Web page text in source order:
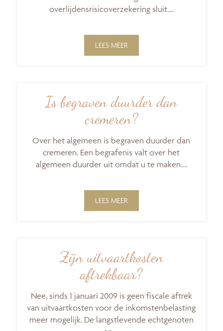
overlijdensrisicoverzekering sluit….
LEES MEER
Is begraven duurder dan
cremeren?
Over het algemeen is begraven duurder dan
cremeren. Een begrafenis valt over het
algemeen duurder uit omdat u te maken….
LEES MEER
Zijn uitvaartkosten
aftrekbaar?
Nee, sinds 1 januari 2009 is geen fiscale aftrek
van uitvaartkosten voor de inkomstenbelasting
meer mogelijk. De langstlevende echtgenoten